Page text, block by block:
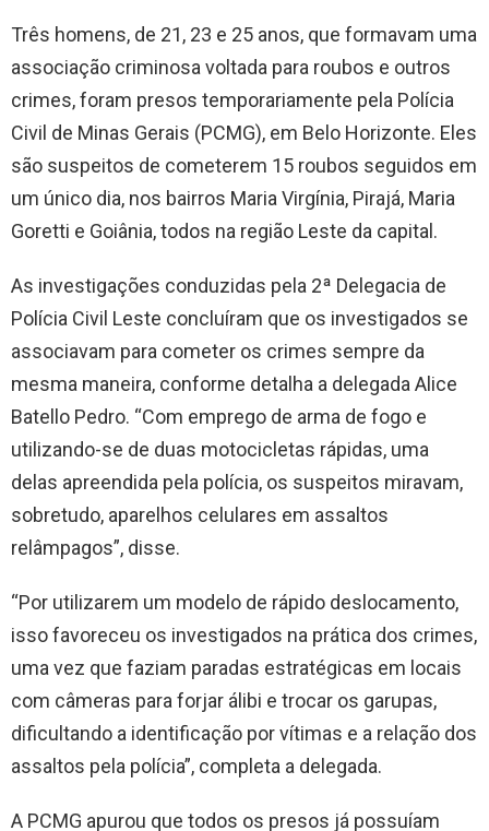
Três homens, de 21, 23 e 25 anos, que formavam uma
associação criminosa voltada para roubos e outros
crimes, foram presos temporariamente pela Polícia
Civil de Minas Gerais (PCMG), em Belo Horizonte. Eles
são suspeitos de cometerem 15 roubos seguidos em
um único dia, nos bairros Maria Virgínia, Pirajá, Maria
Goretti e Goiânia, todos na região Leste da capital.
As investigações conduzidas pela 2ª Delegacia de
Polícia Civil Leste concluíram que os investigados se
associavam para cometer os crimes sempre da
mesma maneira, conforme detalha a delegada Alice
Batello Pedro. “Com emprego de arma de fogo e
utilizando-se de duas motocicletas rápidas, uma
delas apreendida pela polícia, os suspeitos miravam,
sobretudo, aparelhos celulares em assaltos
relâmpagos”, disse.
“Por utilizarem um modelo de rápido deslocamento,
isso favoreceu os investigados na prática dos crimes,
uma vez que faziam paradas estratégicas em locais
com câmeras para forjar álibi e trocar os garupas,
dificultando a identificação por vítimas e a relação dos
assaltos pela polícia”, completa a delegada.
A PCMG apurou que todos os presos já possuíam